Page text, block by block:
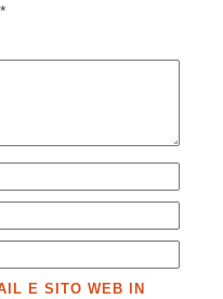
*
E SITO WEB IN